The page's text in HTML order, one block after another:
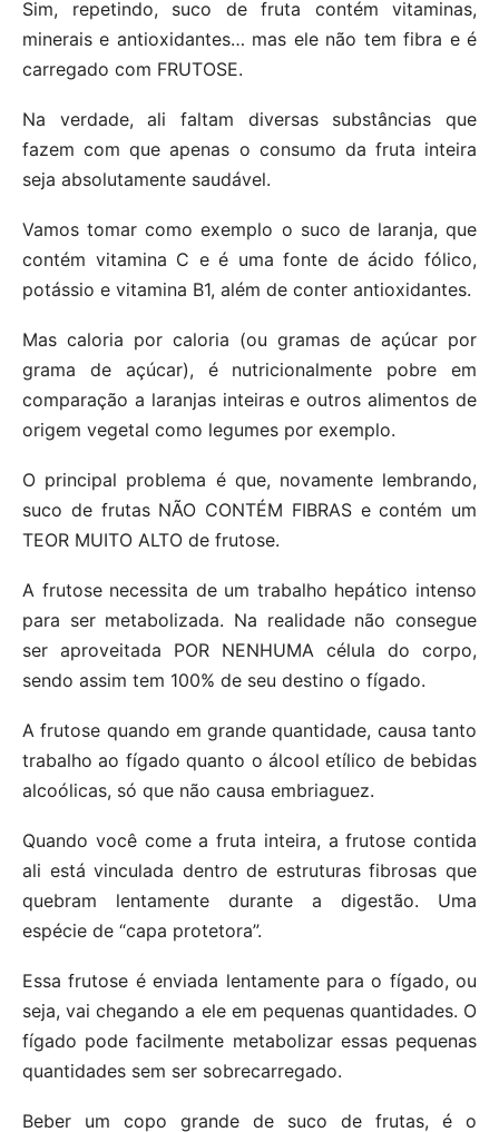
Sim, repetindo, suco de fruta contém vitaminas,
minerais e antioxidantes… mas ele não tem fibra e é
carregado com FRUTOSE.
Na verdade, ali faltam diversas substâncias que
fazem com que apenas o consumo da fruta inteira
seja absolutamente saudável.
Vamos tomar como exemplo o suco de laranja, que
contém vitamina C e é uma fonte de ácido fólico,
potássio e vitamina B1, além de conter antioxidantes.
Mas caloria por caloria (ou gramas de açúcar por
grama de açúcar), é nutricionalmente pobre em
comparação a laranjas inteiras e outros alimentos de
origem vegetal como legumes por exemplo.
O principal problema é que, novamente lembrando,
suco de frutas NÃO CONTÉM FIBRAS e contém um
TEOR MUITO ALTO de frutose.
A frutose necessita de um trabalho hepático intenso
para ser metabolizada. Na realidade não consegue
ser aproveitada POR NENHUMA célula do corpo,
sendo assim tem 100% de seu destino o fígado.
A frutose quando em grande quantidade, causa tanto
trabalho ao fígado quanto o álcool etílico de bebidas
alcoólicas, só que não causa embriaguez.
Quando você come a fruta inteira, a frutose contida
ali está vinculada dentro de estruturas fibrosas que
quebram lentamente durante a digestão. Uma
espécie de “capa protetora”.
Essa frutose é enviada lentamente para o fígado, ou
seja, vai chegando a ele em pequenas quantidades. O
fígado pode facilmente metabolizar essas pequenas
quantidades sem ser sobrecarregado.
Beber um copo grande de suco de frutas, é o